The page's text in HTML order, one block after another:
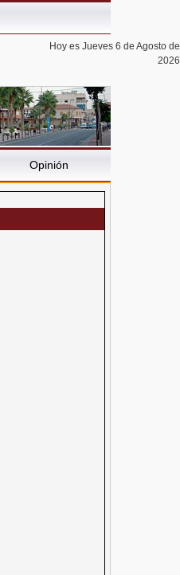
Hoy es Jueves 6 de Agosto de
2026
Opinión